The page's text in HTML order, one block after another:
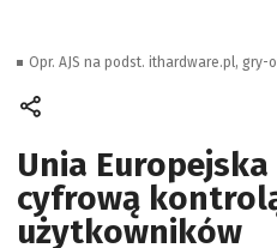
Unia
cyfrową
użytkowników
Opr. AJS na podst. ithardware.pl, gry-